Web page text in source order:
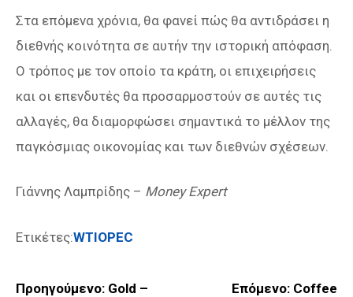
Στα επόμενα χρόνια, θα φανεί πώς θα αντιδράσει η
διεθνής κοινότητα σε αυτήν την ιστορική απόφαση.
Ο τρόπος με τον οποίο τα κράτη, οι επιχειρήσεις
και οι επενδυτές θα προσαρμοστούν σε αυτές τις
αλλαγές, θα διαμορφώσει σημαντικά το μέλλον της
παγκόσμιας οικονομίας και των διεθνών σχέσεων.
Γιάννης Λαμπρίδης – Money Expert
Ετικέτες:WTIOPEC
Προηγούμενο: Gold –
Επόμενο: Coffee